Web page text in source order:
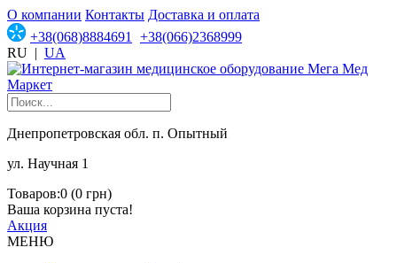
О компании Контакты Доставка и оплата
+38(068)8884691
+38(066)2368999
RU | UA
Днепропетровская обл. п. Опытный
ул. Научная 1
Товаров:0 (0 грн)
Ваша корзина пуста!
Акция
МЕНЮ